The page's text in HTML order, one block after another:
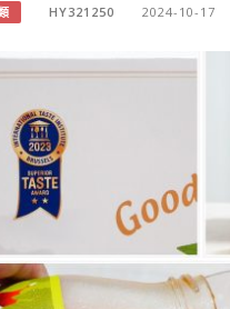
HY321250 2024-10-17